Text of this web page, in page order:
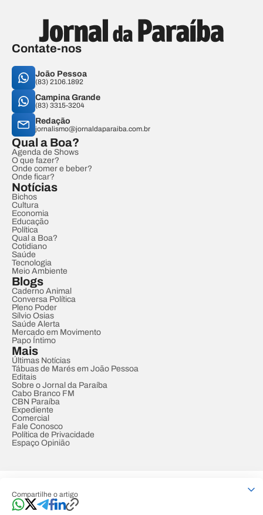
Compartilhe o artigo
Contate-nos
João Pessoa
(83) 2106.1892
Campina Grande
(83) 3315-3204
Redação
jornalismo@jornaldaparaiba.com.br
Qual a Boa?
Agenda de Shows
O que fazer?
Onde comer e beber?
Onde ficar?
Notícias
Bichos
Cultura
Economia
Educação
Política
Qual a Boa?
Cotidiano
Saúde
Tecnologia
Meio Ambiente
Blogs
Caderno Animal
Conversa Política
Pleno Poder
Sílvio Osias
Saúde Alerta
Mercado em Movimento
Papo Íntimo
Mais
Últimas Notícias
Tábuas de Marés em João Pessoa
Editais
Sobre o Jornal da Paraíba
Cabo Branco FM
CBN Paraíba
Expediente
Comercial
Fale Conosco
Política de Privacidade
Espaço Opinião
Developed by Designed by